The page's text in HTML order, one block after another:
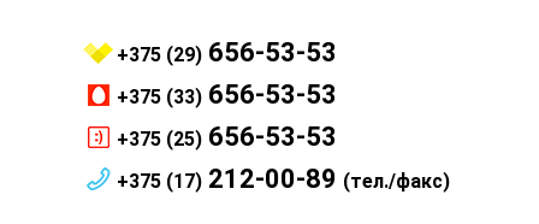
+375 (29) 656-53-53
+375 (33) 656-53-53
+375 (25) 656-53-53
+375 (17) 212-00-89 (тел./факс)